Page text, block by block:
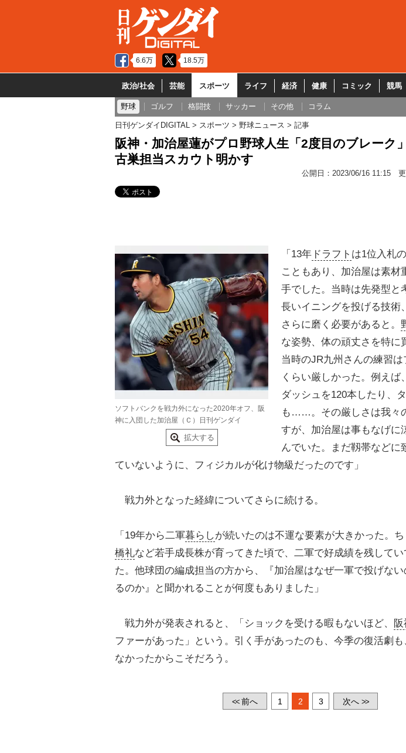
6.6万 18.5万
政治/社会 芸能 スポーツ ライフ 経済 健康 コミック 競馬
野球 ゴルフ 格闘技 サッカー その他 コラム
日刊ゲンダイDIGITAL スポーツ 野球ニュース 記事
阪神・加治屋蓮がプロ野球人生「2度目のブレーク
古巣担当スカウト明かす
公開日： 2023/06/16 11:15 更
ソフトバンクを戦力外になった2020年オフ、阪
神に入団した加治屋（Ｃ）日刊ゲンダイ
拡大する
「13年 ドラフト は1位入札
こともあり、加治屋は素材
手でした。当時は先発型と
長いイニングを投げる技術
さらに磨く必要があると。
な姿勢、体の頑丈さを特に
当時のJR九州さんの練習
くらい厳しかった。例えば
ダッシュを120本したり、
も……。その厳しさは我々
すが、加治屋は事もなげに
んでいた。まだ靱帯などに
ていないように、フィジカルが化け物級だったのです」
戦力外となった経緯についてさらに続ける。
「19年から二軍暮らしが続いたのは不運な要素が大きかった。
橋礼など若手成長株が育ってきた頃で、二軍で好成績を残して
た。他球団の編成担当の方から、『加治屋はなぜ一軍で投げな
るのか』と聞かれることが何度もありました」
戦力外が発表されると、「ショックを受ける暇もないほど、 阪
ファーがあった」という。引く手があったのも、今季の復活劇
なかったからこそだろう。
<<前へ 1 2 3 次へ >>